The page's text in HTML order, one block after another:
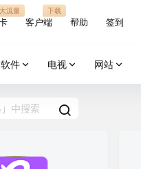
大流量
客户端
下载
帮助 签到
软件 电视 网站